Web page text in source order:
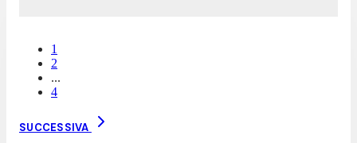
1
2
...
4
SUCCESSIVA